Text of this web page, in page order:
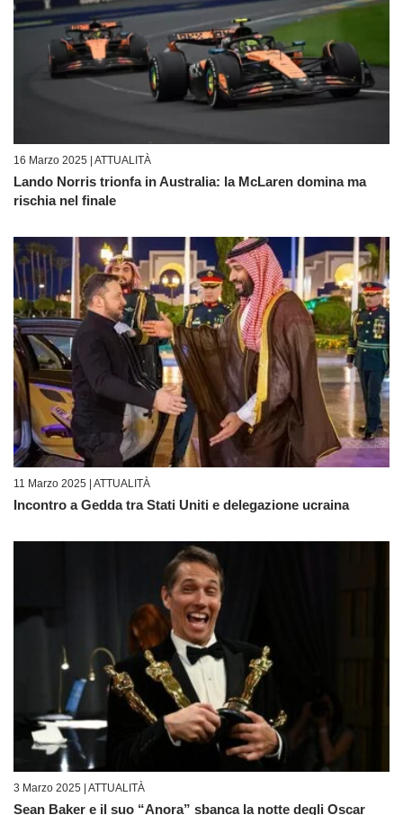
16 Marzo 2025 | ATTUALITÀ
Lando Norris trionfa in Australia: la McLaren domina ma
rischia nel finale
11 Marzo 2025 | ATTUALITÀ
Incontro a Gedda tra Stati Uniti e delegazione ucraina
3 Marzo 2025 | ATTUALITÀ
Sean Baker e il suo “Anora” sbanca la notte degli Oscar